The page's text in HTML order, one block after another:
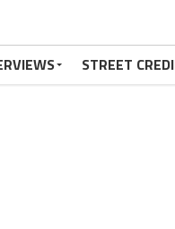
STREET